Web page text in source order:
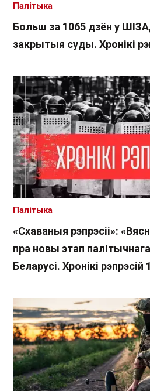
Больш за 1065 дзён у
закрытыя суды. Хронікі
Палітыка
«Схаваныя рэпрэсіі»:
пра новы этап
Беларусі. Хронікі рэпрэсій
Палітыка